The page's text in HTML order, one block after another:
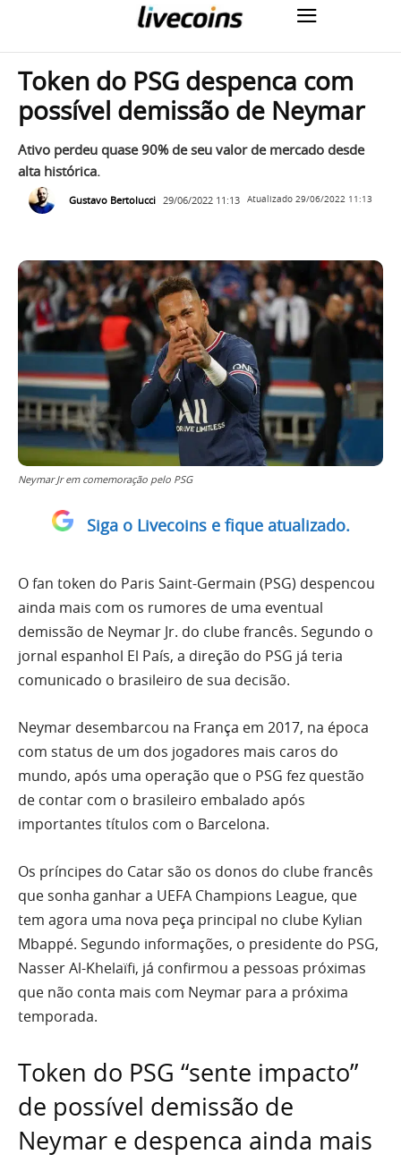
Token do PSG despenca com
possível demissão de Neymar
Ativo perdeu quase 90% de seu valor de mercado desde
alta histórica.
Gustavo Bertolucci 29/06/2022 11:13 Atualizado 29/06/2022 11:13
Neymar Jr em comemoração pelo PSG
Siga o Livecoins e fique atualizado.
O fan token do Paris Saint-Germain (PSG) despencou
ainda mais com os rumores de uma eventual
demissão de Neymar Jr. do clube francês. Segundo o
jornal espanhol El País, a direção do PSG já teria
comunicado o brasileiro de sua decisão.
Neymar desembarcou na França em 2017, na época
com status de um dos jogadores mais caros do
mundo, após uma operação que o PSG fez questão
de contar com o brasileiro embalado após
importantes títulos com o Barcelona.
Os príncipes do Catar são os donos do clube francês
que sonha ganhar a UEFA Champions League, que
tem agora uma nova peça principal no clube Kylian
Mbappé. Segundo informações, o presidente do PSG,
Nasser Al-Khelaïfi, já confirmou a pessoas próximas
que não conta mais com Neymar para a próxima
temporada.
Token do PSG “sente impacto”
de possível demissão de
Neymar e despenca ainda mais